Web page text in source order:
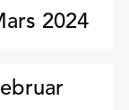
2024